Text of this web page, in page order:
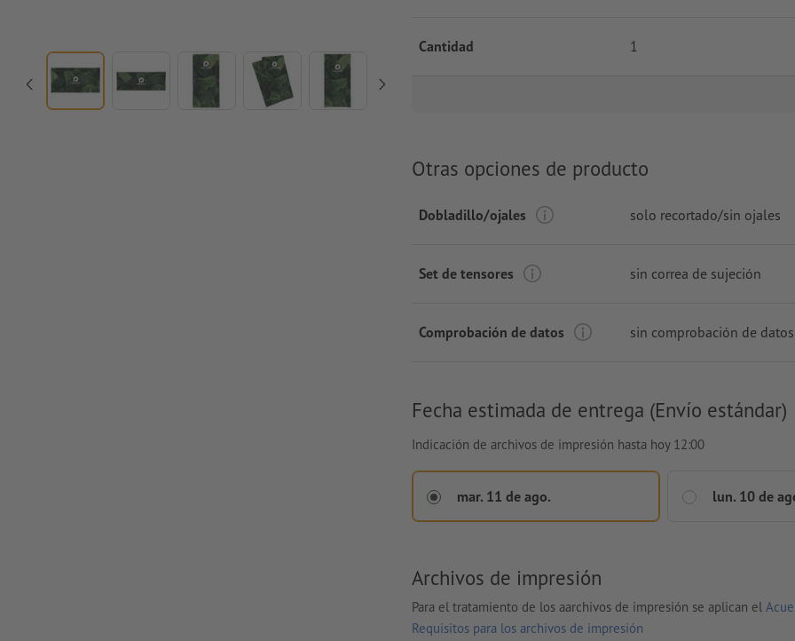
Cantidad 1
Otras opciones de producto
Dobladillo/ojales solo recortado/sin ojales
Set de tensores sin correa de sujeción
Comprobación de datos sin comprobación de datos
Fecha estimada de entrega (Envío estándar)
Indicación de archivos de impresión hasta hoy 12:00
mar. 11 de ago. lun. 10 de
Archivos de impresión
Para el tratamiento de los aarchivos de impresión se aplican el
Requisitos para los archivos de impresión